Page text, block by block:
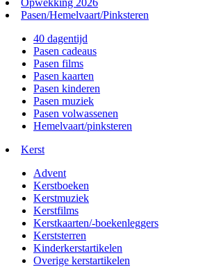
Opwekking 2026
Pasen/Hemelvaart/Pinksteren
40 dagentijd
Pasen cadeaus
Pasen films
Pasen kaarten
Pasen kinderen
Pasen muziek
Pasen volwassenen
Hemelvaart/pinksteren
Kerst
Advent
Kerstboeken
Kerstmuziek
Kerstfilms
Kerstkaarten/-boekenleggers
Kerststerren
Kinderkerstartikelen
Overige kerstartikelen